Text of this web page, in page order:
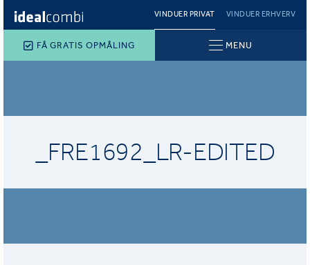
VINDUER PRIVAT VINDUER ERHVERV
FÅ GRATIS OPMÅLING MENU
_FRE1692_LR-EDITED